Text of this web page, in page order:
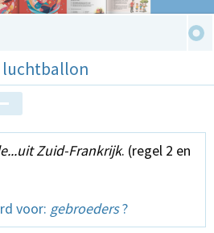
luchtballon
Zuid-Frankrijk. (regel 2 en
voor: gebroeders?